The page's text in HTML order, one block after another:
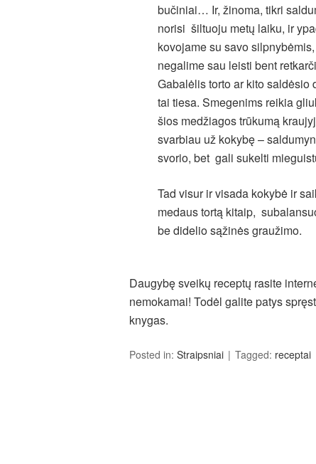
bučiniai… Ir, žinoma, tikri
norisi šiltuoju metų laiku, ir
kovojame su savo
negalime sau leisti bent
Gabalėlis torto ar kito
tai tiesa. Smegenims reikia
šios medžiagos trūkumą
svarbiau už kokybę –
svorio, bet gali sukelti
Tad visur ir visada kokybė ir
medaus tortą kitaip,
be didelio sąžinės graužimo.
Daugybę sveikų receptų rasite
nemokamai! Todėl galite patys
knygas.
Posted in: Straipsniai Tagged: receptai